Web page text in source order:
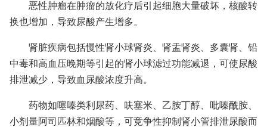
恶性肿瘤在肿瘤的放化疗后引起细胞大量破坏，核酸转
换也增加，导致尿酸产生增多。
肾脏疾病包括慢性肾小球肾炎、肾盂肾炎、多囊肾、铅
中毒和高血压晚期等引起的肾小球滤过功能减退，可使尿酸
排泄减少，导致血尿酸浓度升高。
药物如噻嗪类利尿药、呋塞米、乙胺丁醇、吡嗪酰胺、
小剂量阿司匹林和烟酸等，可竞争性抑制肾小管排泄尿酸而